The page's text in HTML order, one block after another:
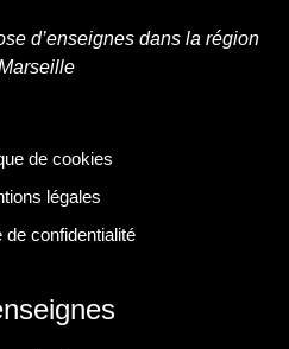
d’enseignes dans la région
de cookies
légales
de confidentialité